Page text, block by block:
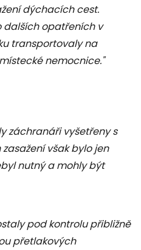
dýchacích cest.
dalších opatřeních v
transportovaly na
nemocnice."
záchranáři vyšetřeny s
však bylo jen
nutný a mohly být
pod kontrolu přibližně
přetlakových